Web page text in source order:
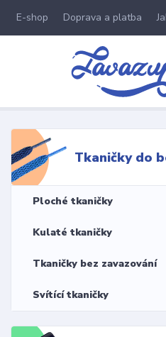
E-shop Doprava a platba
Tkaničky do
Ploché tkaničky
Kulaté tkaničky
Tkaničky bez zavazování
Svítící tkaničky